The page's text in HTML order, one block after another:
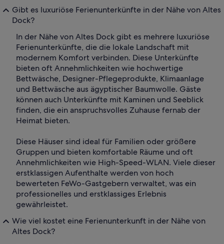
Gibt es luxuriöse Ferienunterkünfte in der Nähe von Altes
Dock?
In der Nähe von Altes Dock gibt es mehrere luxuriöse
Ferienunterkünfte, die die lokale Landschaft mit
modernem Komfort verbinden. Diese Unterkünfte
bieten oft Annehmlichkeiten wie hochwertige
Bettwäsche, Designer-Pflegeprodukte, Klimaanlage
und Bettwäsche aus ägyptischer Baumwolle. Gäste
können auch Unterkünfte mit Kaminen und Seeblick
finden, die ein anspruchsvolles Zuhause fernab der
Heimat bieten.
Diese Häuser sind ideal für Familien oder größere
Gruppen und bieten komfortable Räume und oft
Annehmlichkeiten wie High-Speed-WLAN. Viele dieser
erstklassigen Aufenthalte werden von hoch
bewerteten FeWo-Gastgebern verwaltet, was ein
professionelles und erstklassiges Erlebnis
gewährleistet.
Wie viel kostet eine Ferienunterkunft in der Nähe von
Altes Dock?